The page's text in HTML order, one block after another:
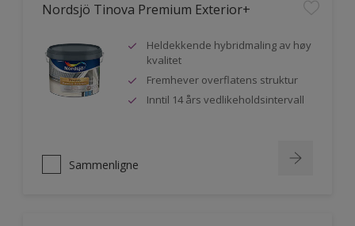
Nordsjö Tinova Premium Exterior+
Heldekkende hybridmaling av høy
kvalitet
Fremhever overflatens struktur
Inntil 14 års vedlikeholdsintervall
Sammenligne